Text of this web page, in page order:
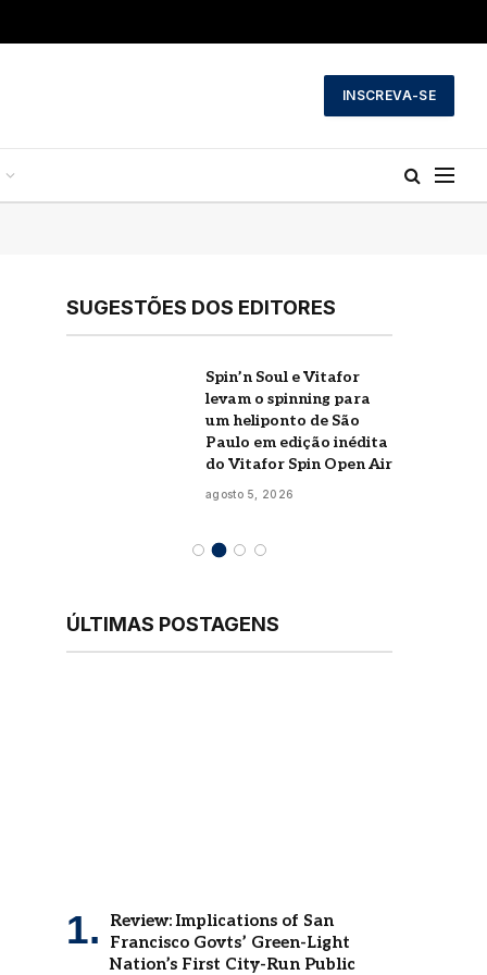
INSCREVA-SE
SUGESTÕES DOS EDITORES
Spin’n Soul e Vitafor
levam o spinning para
um heliponto de São
Paulo em edição inédita
do Vitafor Spin Open Air
agosto 5, 2026
ÚLTIMAS POSTAGENS
Review: Implications of San
Francisco Govts’ Green-Light
Nation’s First City-Run Public